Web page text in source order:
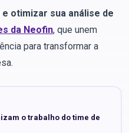
otimizar sua análise de
da Neofin, que unem
para transformar a
o trabalho do time de